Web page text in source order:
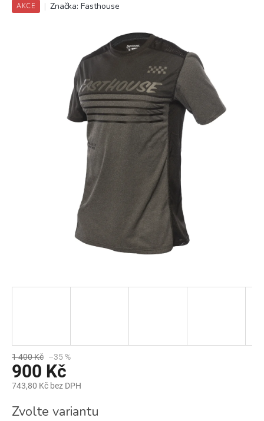
AKCE Značka: Fasthouse
1 400 Kč –35 %
900 Kč
743,80 Kč bez DPH
cena:
Zvolte variantu